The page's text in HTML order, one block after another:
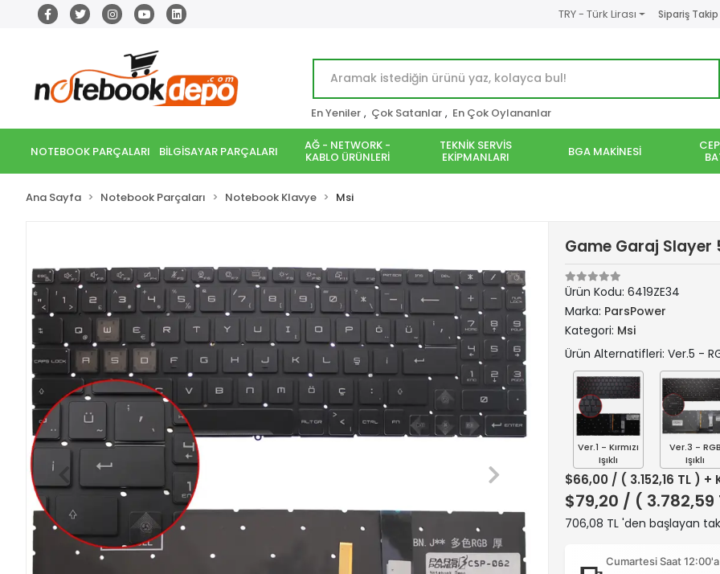
TRY - Türk Lirası Sipariş Takip
En Yeniler , Çok Satanlar , En Çok Oylananlar
NOTEBOOK PARÇALARI BİLGİSAYAR PARÇALARI AĞ - NETWORK -
KABLO ÜRÜNLERİ
TEKNİK SERVİS
EKİPMANLARI BGA MAKİNESİ
Ana Sayfa Notebook Parçaları Notebook Klavye Msi
Game Garaj Slayer
Ürün Kodu: 6419ZE34
Marka: ParsPower
Kategori: Msi
Ürün Alternatifleri: Ver.5 -
Ver.1 - Kırmızı
Işıklı
Ver.3 -
Işıklı
$66,00 / ( 3.152,16 TL ) +
$79,20 / ( 3.782,59
706,08 TL 'den başlayan
Cumartesi Saat